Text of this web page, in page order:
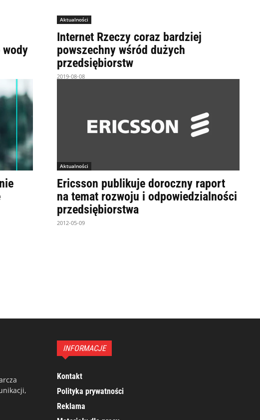
Aktualności
Internet Rzeczy coraz bardziej
powszechny wśród dużych
przedsiębiorstw
2019-08-08
Aktualności
Ericsson publikuje doroczny raport
na temat rozwoju i odpowiedzialności
przedsiębiorstwa
2012-05-09
INFORMACJE
Kontakt
Polityka prywatności
Reklama